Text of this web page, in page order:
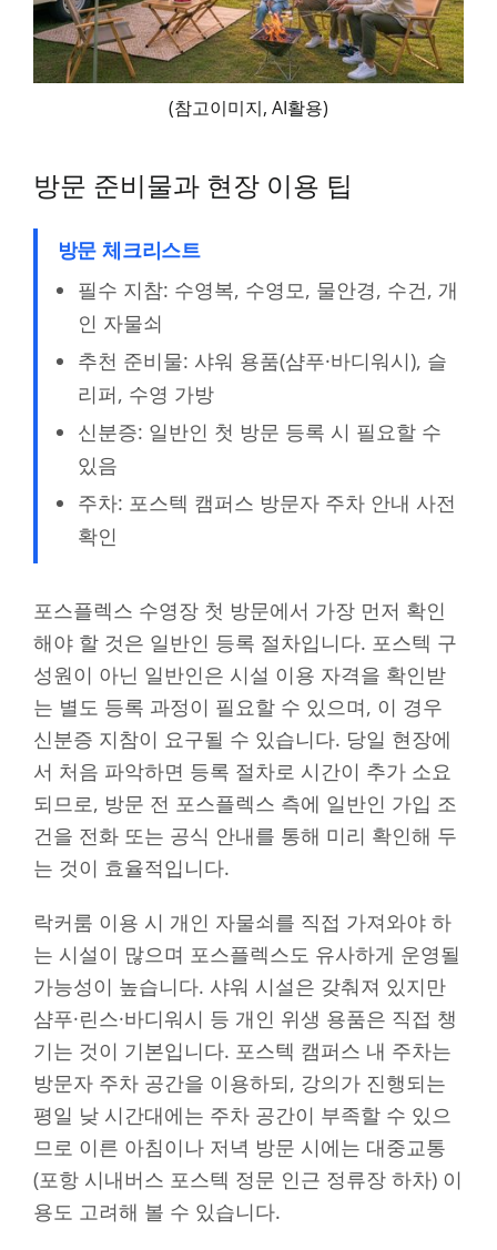
(참고이미지, AI활용)
방문 준비물과 현장 이용 팁
방문 체크리스트
필수 지참: 수영복, 수영모, 물안경, 수건, 개
인 자물쇠
추천 준비물: 샤워 용품(샴푸·바디워시), 슬
리퍼, 수영 가방
신분증: 일반인 첫 방문 등록 시 필요할 수
있음
주차: 포스텍 캠퍼스 방문자 주차 안내 사전
확인
포스플렉스 수영장 첫 방문에서 가장 먼저 확인
해야 할 것은 일반인 등록 절차입니다. 포스텍 구
성원이 아닌 일반인은 시설 이용 자격을 확인받
는 별도 등록 과정이 필요할 수 있으며, 이 경우
신분증 지참이 요구될 수 있습니다. 당일 현장에
서 처음 파악하면 등록 절차로 시간이 추가 소요
되므로, 방문 전 포스플렉스 측에 일반인 가입 조
건을 전화 또는 공식 안내를 통해 미리 확인해 두
는 것이 효율적입니다.
락커룸 이용 시 개인 자물쇠를 직접 가져와야 하
는 시설이 많으며 포스플렉스도 유사하게 운영될
가능성이 높습니다. 샤워 시설은 갖춰져 있지만
샴푸·린스·바디워시 등 개인 위생 용품은 직접 챙
기는 것이 기본입니다. 포스텍 캠퍼스 내 주차는
방문자 주차 공간을 이용하되, 강의가 진행되는
평일 낮 시간대에는 주차 공간이 부족할 수 있으
므로 이른 아침이나 저녁 방문 시에는 대중교통
(포항 시내버스 포스텍 정문 인근 정류장 하차) 이
용도 고려해 볼 수 있습니다.